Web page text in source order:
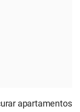
apartamentos